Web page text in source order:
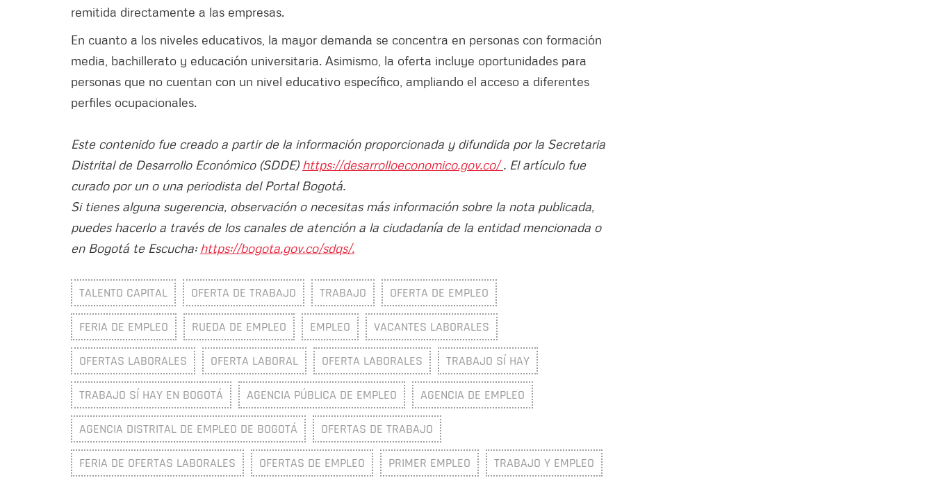
remitida directamente a las empresas.
En cuanto a los niveles educativos, la mayor demanda se concentra en personas con formación
media, bachillerato y educación universitaria. Asimismo, la oferta incluye oportunidades para
personas que no cuentan con un nivel educativo específico, ampliando el acceso a diferentes
perfiles ocupacionales.
Este contenido fue creado a partir de la información proporcionada y difundida por la Secretaria
Distrital de Desarrollo Económico (SDDE) https://desarrolloeconomico.gov.co/. El artículo fue
curado por un o una periodista del Portal Bogotá.
Si tienes alguna sugerencia, observación o necesitas más información sobre la nota publicada,
puedes hacerlo a través de los canales de atención a la ciudadanía de la entidad mencionada o
en Bogotá te Escucha: https://bogota.gov.co/sdqs/.
TALENTO CAPITAL OFERTA DE TRABAJO TRABAJO OFERTA DE EMPLEO
FERIA DE EMPLEO RUEDA DE EMPLEO EMPLEO VACANTES LABORALES
OFERTAS LABORALES OFERTA LABORAL OFERTA LABORALES TRABAJO SÍ HAY
TRABAJO SÍ HAY EN BOGOTÁ AGENCIA PÚBLICA DE EMPLEO AGENCIA DE EMPLEO
AGENCIA DISTRITAL DE EMPLEO DE BOGOTÁ OFERTAS DE TRABAJO
FERIA DE OFERTAS LABORALES OFERTAS DE EMPLEO PRIMER EMPLEO TRABAJO Y EMPLEO